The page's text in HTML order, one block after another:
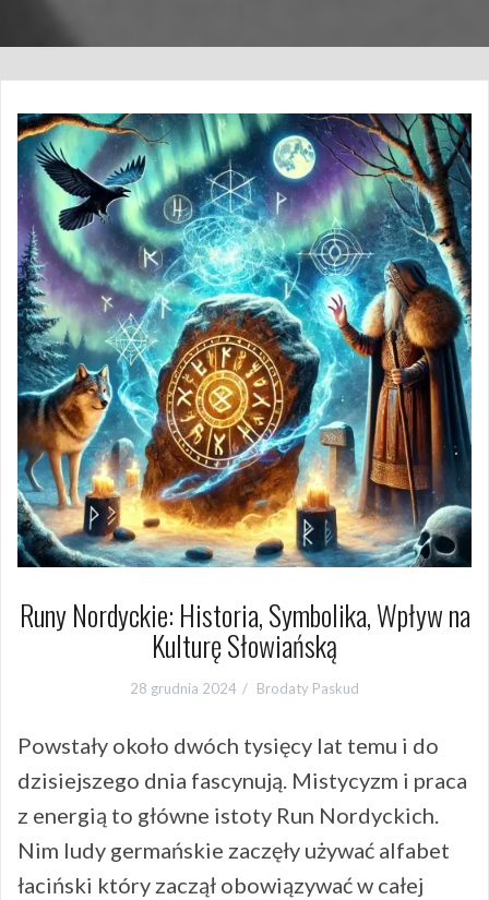
Runy Nordyckie: Historia, Symbolika, Wpływ na
Kulturę Słowiańską
28 grudnia 2024 Brodaty Paskud
Powstały około dwóch tysięcy lat temu i do
dzisiejszego dnia fascynują. Mistycyzm i praca
z energią to główne istoty Run Nordyckich.
Nim ludy germańskie zaczęły używać alfabet
łaciński który zaczął obowiązywać w całej